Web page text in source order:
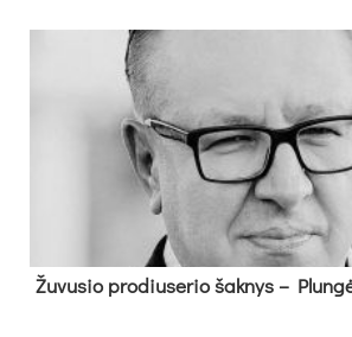
Žu­vu­sio pro­diu­se­rio šak­nys –